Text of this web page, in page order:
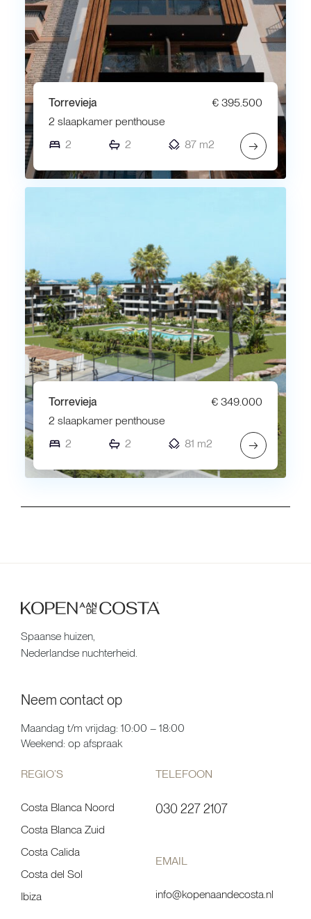
Torrevieja
€ 395.500
2 slaapkamer penthouse
2
2 87 m2 →
Torrevieja
€ 349.000
2 slaapkamer penthouse
2
2 81 m2 →
Spaanse huizen,
Nederlandse nuchterheid.
Neem contact op
Maandag t/m vrijdag: 10:00 – 18:00
Weekend: op afspraak
REGIO’S
Costa Blanca Noord
Costa Blanca Zuid
Costa Calida
Costa del Sol
Ibiza
TELEFOON
030 227 2107
EMAIL
info@kopenaandecosta.nl